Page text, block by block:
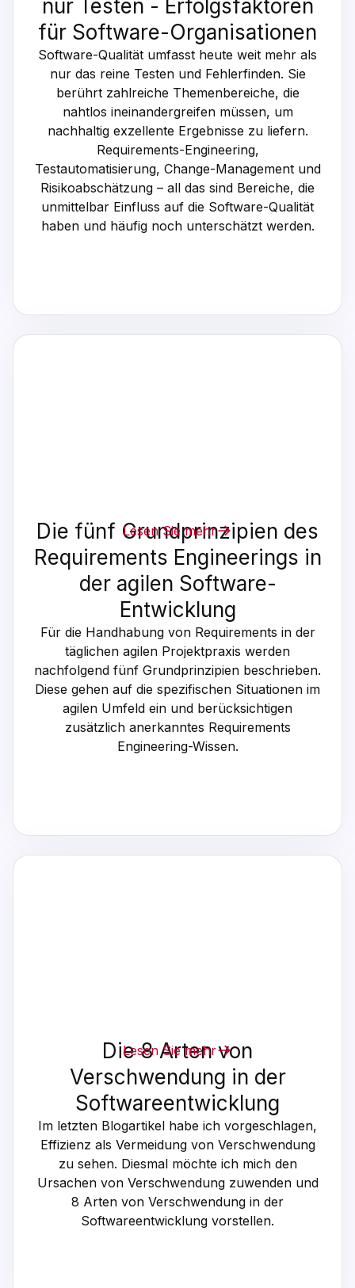
nur Testen - Erfolgsfaktoren
für Software-Organisationen
Software-Qualität umfasst heute weit mehr als
nur das reine Testen und Fehlerfinden. Sie
berührt zahlreiche Themenbereiche, die
nahtlos ineinandergreifen müssen, um
nachhaltig exzellente Ergebnisse zu liefern.
Requirements-Engineering,
Testautomatisierung, Change-Management und
Risikoabschätzung – all das sind Bereiche, die
unmittelbar Einfluss auf die Software-Qualität
haben und häufig noch unterschätzt werden.
Die fünf Grundprinzipien des
Requirements Engineerings in
der agilen Software-
Entwicklung
Für die Handhabung von Requirements in der
täglichen agilen Projektpraxis werden
nachfolgend fünf Grundprinzipien beschrieben.
Diese gehen auf die spezifischen Situationen im
agilen Umfeld ein und berücksichtigen
zusätzlich anerkanntes Requirements
Engineering-Wissen.
Lesen Sie mehr
Die 8 Arten von
Verschwendung in der
Softwareentwicklung
Im letzten Blogartikel habe ich vorgeschlagen,
Effizienz als Vermeidung von Verschwendung
zu sehen. Diesmal möchte ich mich den
Ursachen von Verschwendung zuwenden und
8 Arten von Verschwendung in der
Softwareentwicklung vorstellen.
Lesen Sie mehr